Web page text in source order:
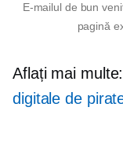
E-mailul de bun
pagină
Aflați mai multe:
digitale de